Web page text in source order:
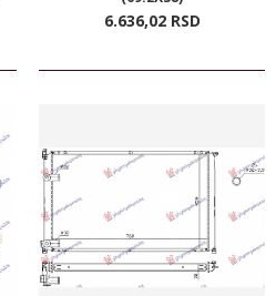
6.636,02 RSD